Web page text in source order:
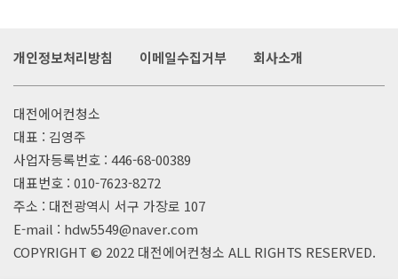
개인정보처리방침 이메일수집거부 회사소개
대전에어컨청소
대표 : 김영주
사업자등록번호 : 446-68-00389
대표번호 : 010-7623-8272
주소 : 대전광역시 서구 가장로 107
E-mail : hdw5549@naver.com
COPYRIGHT © 2022 대전에어컨청소 ALL RIGHTS RESERVED.